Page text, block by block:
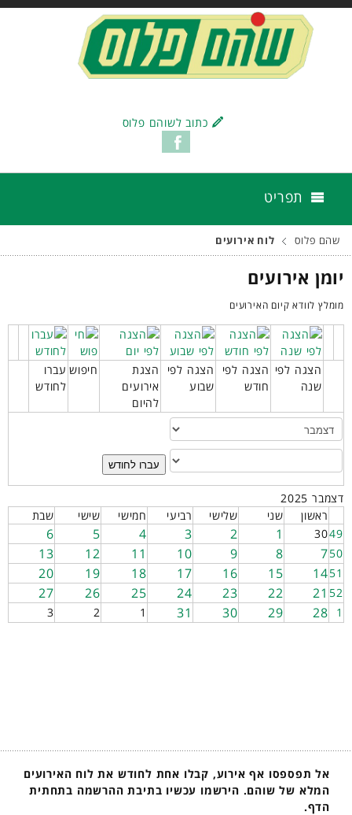
כתוב לשוהם פלוס
תפריט
שהם פלוס לוח אירועים
יומן אירועים
מומלץ לוודא קיום האירועים
הצגה לפי
שנה
הצגה לפי
חודש
הצגה לפי
שבוע
הצגת
אירועים
להיום
חיפוש עברו
לחודש
עברו לחודש
דצמבר 2025
ראשון
שני שלישי רביעי חמישי שישי
שבת
49
30
1
2
3
4
5
6
50
7
8
9
10
11
12
13
51
14
15
16
17
18
19
20
52
21
22
23
24
25
26
27
1
28
29
30
31
1
2
3
אל תפספסו אף אירוע, קבלו אחת לחודש את לוח האירועים
המלא של שוהם. הירשמו עכשיו בתיבת ההרשמה בתחתית
הדף.